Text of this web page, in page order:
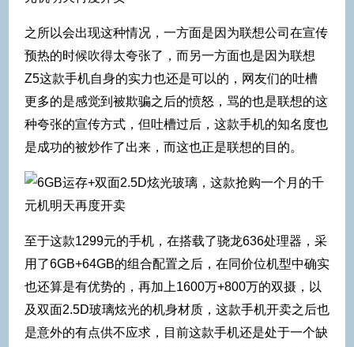
之所以会出现这种情况，一方面是因为联想公司在宣传
预热的时候吹得太夸张了，而另一方面也是因为联想
Z5这款手机自身的实力也还是可以的，网友们的吐槽
更多的是感觉到被欺骗之后的愤怒，骂的也是联想的这
种夸张的宣传方式，但吐槽过后，这款手机的知名度也
是成功的被炒作了出来，而这也正是联想的目的。
至于这款1299元的手机，在搭载了骁龙636处理器，采
用了6GB+64GB的组合配置之后，在同价位机型中确实
也还算是有优势的，再加上1600万+800万的双摄，以
及双面2.5D玻璃炫光的机身材质，这款手机开卖之后也
是意外的有点供不应求，目前这款手机还是处于一个缺